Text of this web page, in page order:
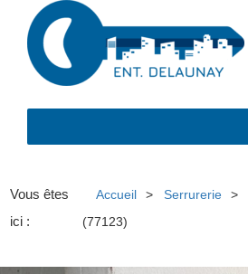
Vous êtes
ici :
Accueil Serrurerie
(77123)